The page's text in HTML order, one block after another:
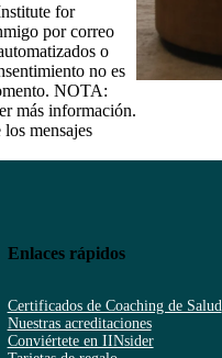
for
por correo
o
no es
NOTA:
más información.
mensajes
Enlaces rápidos
Certificados de Coaching de Salud
Nuestras acreditaciones
Conviértete en IINsider